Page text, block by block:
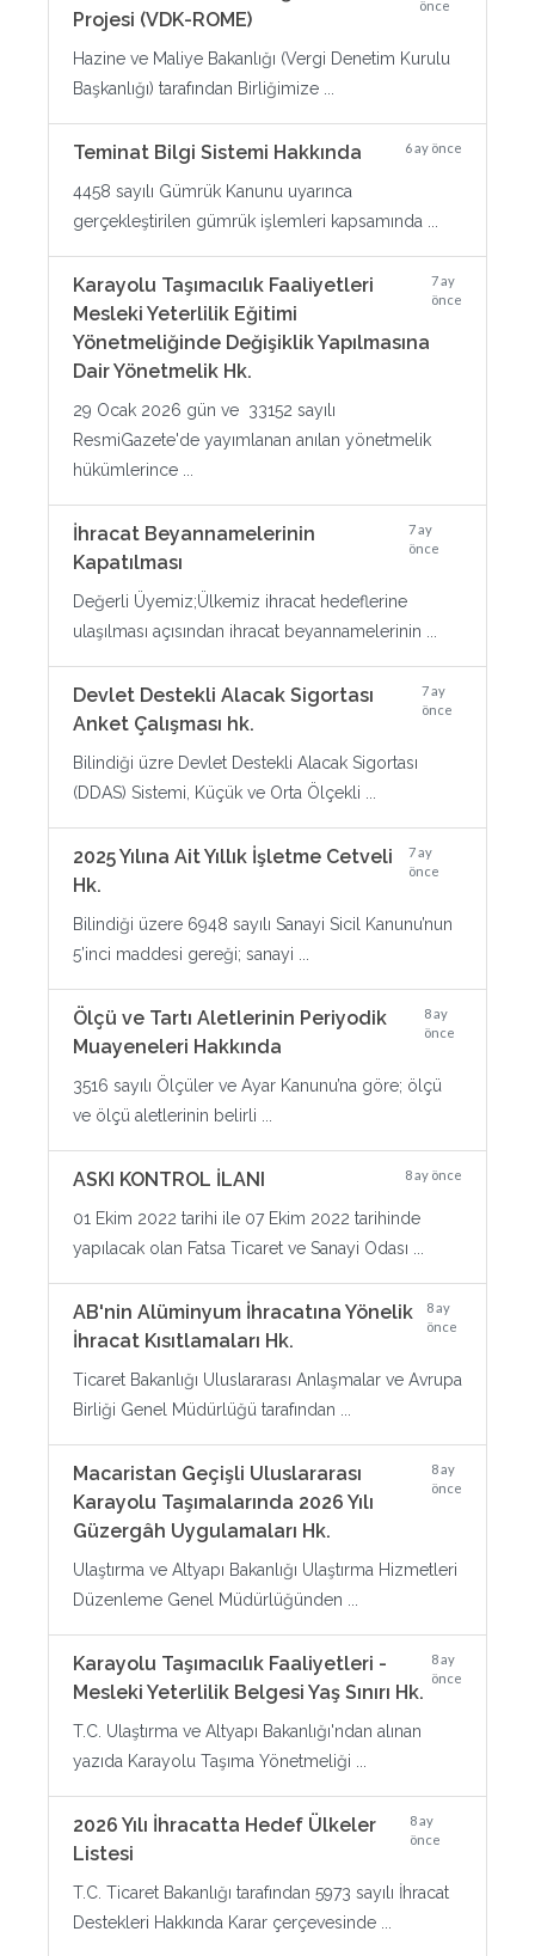
Projesi (VDK-ROME)
önce
Hazine ve Maliye Bakanlığı (Vergi Denetim Kurulu
Başkanlığı) tarafından Birliğimize ...
Teminat Bilgi Sistemi Hakkında 6 ay önce
4458 sayılı Gümrük Kanunu uyarınca
gerçekleştirilen gümrük işlemleri kapsamında ...
Karayolu Taşımacılık Faaliyetleri
Mesleki Yeterlilik Eğitimi
Yönetmeliğinde Değişiklik Yapılmasına
Dair Yönetmelik Hk.
7 ay
önce
29 Ocak 2026 gün ve 33152 sayılı
ResmiGazete'de yayımlanan anılan yönetmelik
hükümlerince ...
İhracat Beyannamelerinin
Kapatılması
7 ay
önce
Değerli Üyemiz;Ülkemiz ihracat hedeflerine
ulaşılması açısından ihracat beyannamelerinin ...
Devlet Destekli Alacak Sigortası
Anket Çalışması hk.
7 ay
önce
Bilindiği üzre Devlet Destekli Alacak Sigortası
(DDAS) Sistemi, Küçük ve Orta Ölçekli ...
2025 Yılına Ait Yıllık İşletme Cetveli
Hk.
7 ay
önce
Bilindiği üzere 6948 sayılı Sanayi Sicil Kanunu’nun
5’inci maddesi gereği; sanayi ...
Ölçü ve Tartı Aletlerinin Periyodik
Muayeneleri Hakkında
8 ay
önce
3516 sayılı Ölçüler ve Ayar Kanunu’na göre; ölçü
ve ölçü aletlerinin belirli ...
ASKI KONTROL İLANI 8 ay önce
01 Ekim 2022 tarihi ile 07 Ekim 2022 tarihinde
yapılacak olan Fatsa Ticaret ve Sanayi Odası ...
AB'nin Alüminyum İhracatına Yönelik
İhracat Kısıtlamaları Hk.
8 ay
önce
Ticaret Bakanlığı Uluslararası Anlaşmalar ve Avrupa
Birliği Genel Müdürlüğü tarafından ...
Macaristan Geçişli Uluslararası
Karayolu Taşımalarında 2026 Yılı
Güzergâh Uygulamaları Hk.
8 ay
önce
Ulaştırma ve Altyapı Bakanlığı Ulaştırma Hizmetleri
Düzenleme Genel Müdürlüğünden ...
Karayolu Taşımacılık Faaliyetleri -
Mesleki Yeterlilik Belgesi Yaş Sınırı Hk.
8 ay
önce
T.C. Ulaştırma ve Altyapı Bakanlığı'ndan alınan
yazıda Karayolu Taşıma Yönetmeliği ...
2026 Yılı İhracatta Hedef Ülkeler
Listesi
8 ay
önce
T.C. Ticaret Bakanlığı tarafından 5973 sayılı İhracat
Destekleri Hakkında Karar çerçevesinde ...